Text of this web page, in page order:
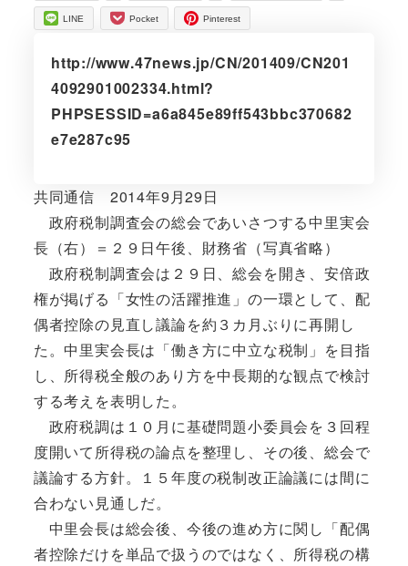
LINE Pocket Pinterest
http://www.47news.jp/CN/201409/CN201
4092901002334.html?
PHPSESSID=a6a845e89ff543bbc370682
e7e287c95
共同通信 2014年9月29日
政府税制調査会の総会であいさつする中里実会
長（右）＝２９日午後、財務省（写真省略）
政府税制調査会は２９日、総会を開き、安倍政
権が掲げる「女性の活躍推進」の一環として、配
偶者控除の見直し議論を約３カ月ぶりに再開し
た。中里実会長は「働き方に中立な税制」を目指
し、所得税全般のあり方を中長期的な観点で検討
する考えを表明した。
政府税調は１０月に基礎問題小委員会を３回程
度開いて所得税の論点を整理し、その後、総会で
議論する方針。１５年度の税制改正論議には間に
合わない見通しだ。
中里会長は総会後、今後の進め方に関し「配偶
者控除だけを単品で扱うのではなく、所得税の構